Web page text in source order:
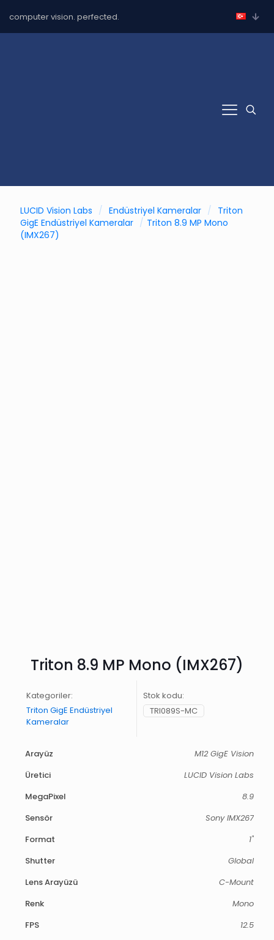
computer vision. perfected.
LUCID Vision Labs / Endüstriyel Kameralar /
Triton
GigE Endüstriyel Kameralar / Triton 8.9 MP Mono
(IMX267)
Triton 8.9 MP Mono (IMX267)
Kategoriler:
Triton GigE Endüstriyel
Kameralar
Stok kodu:
TRI089S-MC
Arayüz
M12 GigE Vision
Üretici
LUCID Vision Labs
MegaPixel
8.9
Sensör
Sony IMX267
Format
1"
Shutter
Global
Lens Arayüzü
C-Mount
Renk
Mono
FPS
12.5